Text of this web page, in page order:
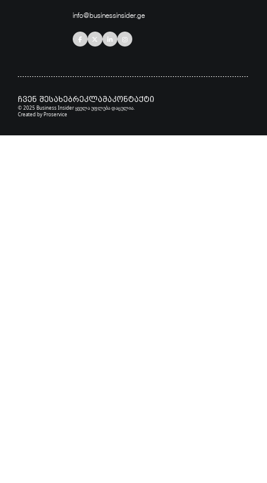
info@businessinsider.ge
ჩვენ შესახებრეკლამაკონტაქტი
© 2025 Business Insider ყველა უფლება დაცულია.
Created byProservice